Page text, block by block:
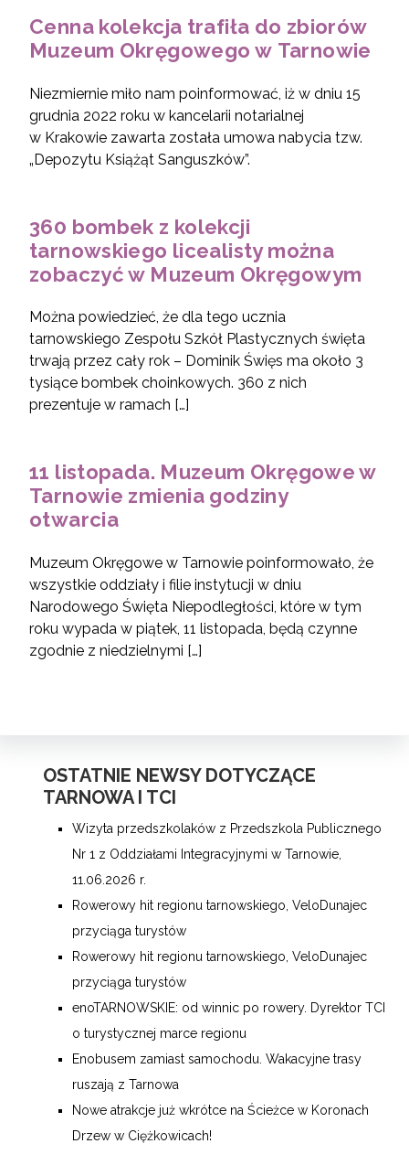
Cenna kolekcja trafiła do zbiorów
Muzeum Okręgowego w Tarnowie
Niezmiernie miło nam poinformować, iż w dniu 15
grudnia 2022 roku w kancelarii notarialnej
w Krakowie zawarta została umowa nabycia tzw.
„Depozytu Książąt Sanguszków”.
360 bombek z kolekcji
tarnowskiego licealisty można
zobaczyć w Muzeum Okręgowym
Można powiedzieć, że dla tego ucznia
tarnowskiego Zespołu Szkół Plastycznych święta
trwają przez cały rok – Dominik Święs ma około 3
tysiące bombek choinkowych. 360 z nich
prezentuje w ramach […]
11 listopada. Muzeum Okręgowe w
Tarnowie zmienia godziny
otwarcia
Muzeum Okręgowe w Tarnowie poinformowało, że
wszystkie oddziały i filie instytucji w dniu
Narodowego Święta Niepodległości, które w tym
roku wypada w piątek, 11 listopada, będą czynne
zgodnie z niedzielnymi […]
OSTATNIE NEWSY DOTYCZĄCE
TARNOWA I TCI
Wizyta przedszkolaków z Przedszkola Publicznego
Nr 1 z Oddziałami Integracyjnymi w Tarnowie,
11.06.2026 r.
Rowerowy hit regionu tarnowskiego, VeloDunajec
przyciąga turystów
Rowerowy hit regionu tarnowskiego, VeloDunajec
przyciąga turystów
enoTARNOWSKIE: od winnic po rowery. Dyrektor TCI
o turystycznej marce regionu
Enobusem zamiast samochodu. Wakacyjne trasy
ruszają z Tarnowa
Nowe atrakcje już wkrótce na Ścieżce w Koronach
Drzew w Ciężkowicach!